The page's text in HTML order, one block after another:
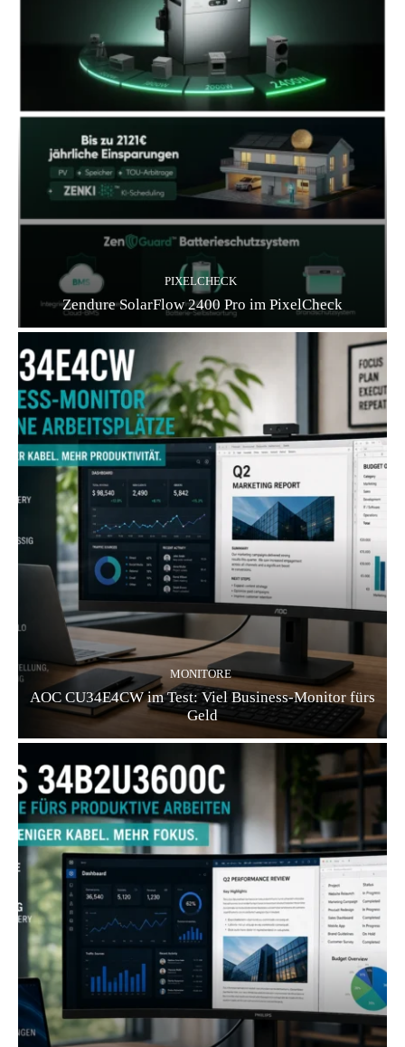
PIXELCHECK
Zendure SolarFlow 2400 Pro im PixelCheck
MONITORE
AOC CU34E4CW im Test: Viel Business-Monitor fürs
Geld